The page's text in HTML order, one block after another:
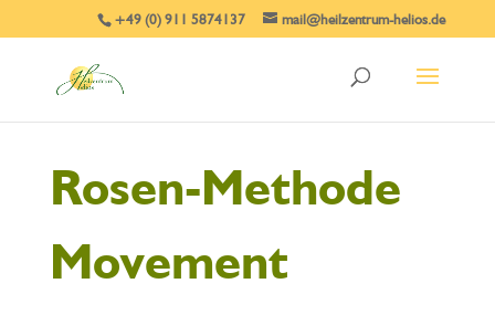
+49 (0) 911 5874137 mail@heilzentrum-helios.de
Rosen-Methode
Movement